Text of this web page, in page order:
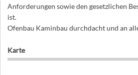
Anforderungen sowie den gesetzlichen
ist.
Ofenbau Kaminbau durchdacht und an
Karte